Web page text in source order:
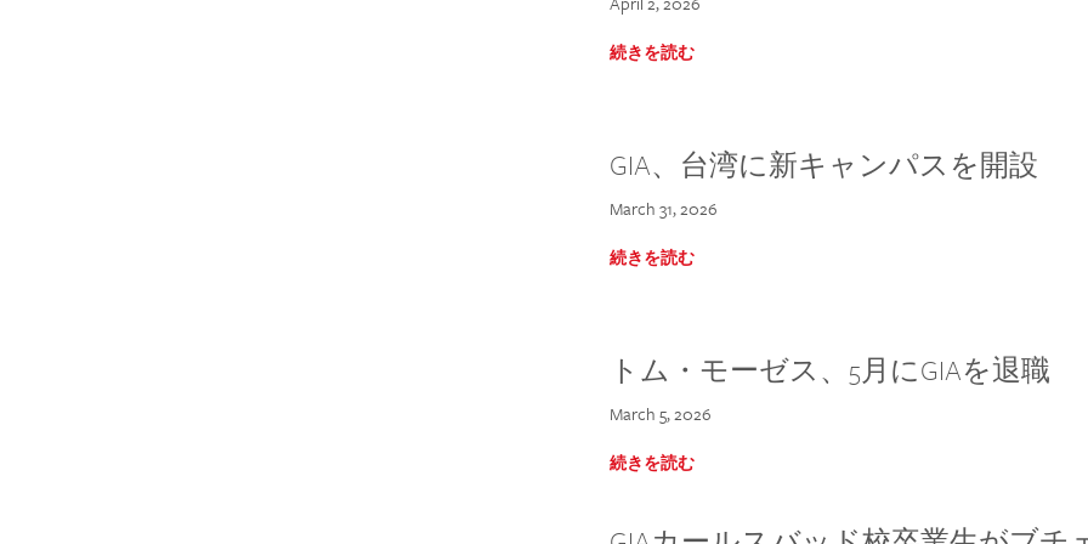
続きを読む
GIA、台湾に新キャンパスを開設
March 31, 2026
続きを読む
トム・モーゼス、5月にGIAを退職
March 5, 2026
続きを読む